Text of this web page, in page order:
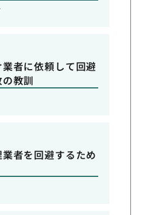
者に依頼して回避
教訓
者を回避するため